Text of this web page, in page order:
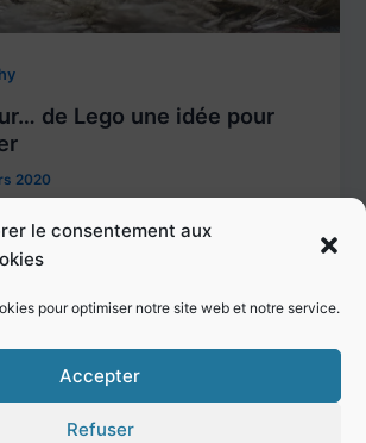
le consentement aux
pour optimiser notre site web et notre service.
Accepter
Refuser
de Lego une idée pour
2020
un grand Fléau pour les Lego mais
… C’est un fait avéré. Tous